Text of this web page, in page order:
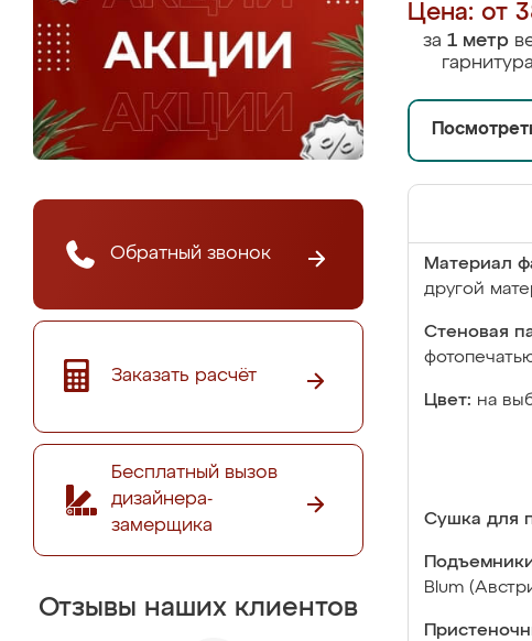
Обратный звонок
Заказать расчёт
Бесплатный вызов
дизайнера-
замерщика
Отзывы наших клиентов
Цена: от
за 1 метр
Материал
другой
Стеновая
Цвет: на
Сушка для
Blum